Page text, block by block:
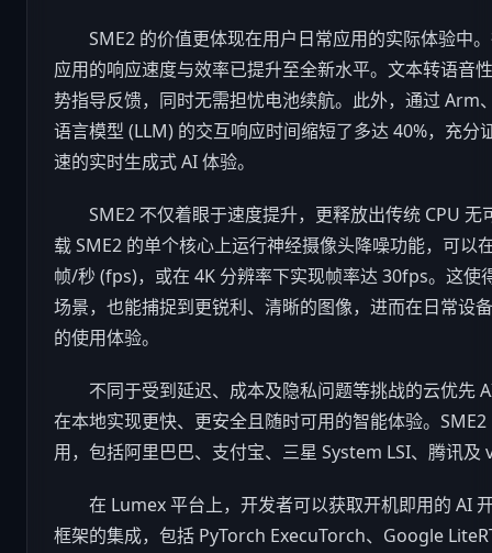
SME2 的价值更体现在用户日常应用的实际体验中。
应用的响应速度与效率已提升至全新水平。文本转语音
势指导反馈，同时无需担忧电池续航。此外，通过 Arm
语言模型 (LLM) 的交互响应时间缩短了多达 40%，充分
速的实时生成式 AI 体验。
SME2 不仅着眼于速度提升，更释放出传统 CPU 无
载 SME2 的单个核心上运行神经摄像头降噪功能，可以
帧/秒 (fps)，或在 4K 分辨率下实现帧率达 30fps。这使
场景，也能捕捉到更锐利、清晰的图像，进而在日常设
的使用体验。
不同于受到延迟、成本及隐私问题等挑战的云优先
在本地实现更快、更安全且随时可用的智能体验。
用，包括阿里巴巴、支付宝、三星 System LSI、腾讯及
在 Lumex 平台上，开发者可以获取开机即用的 AI
框架的集成，包括 PyTorch ExecuTorch、Google